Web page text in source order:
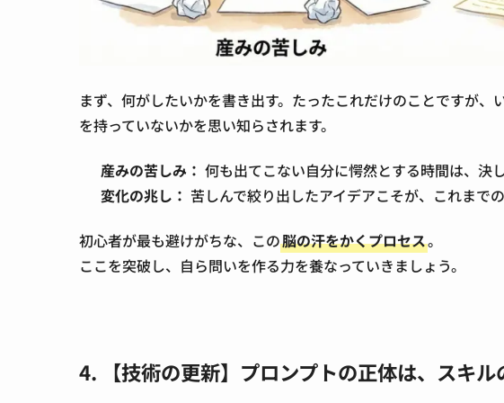
まず、何がしたいかを書き出す。たったこれだけのことですが
を持っていないかを思い知らされます。
産みの苦しみ： 何も出てこない自分に愕然とする時間は、決
変化の兆し： 苦しんで絞り出したアイデアこそが、これまで
初心者が最も避けがちな、この脳の汗をかくプロセス。
ここを突破し、自ら問いを作る力を養なっていきましょう。
4. 【技術の更新】プロンプトの正体は、スキ